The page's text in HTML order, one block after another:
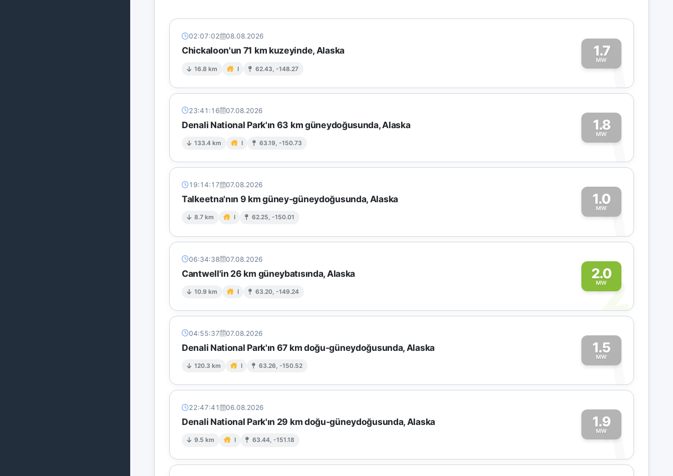
02:07:02 08.08.2026
Chickaloon'un 71 km kuzeyinde, Alaska
16.8 km I 62.43, -148.27
1.7
MW
1
23:41:16 07.08.2026
Denali National Park'ın 63 km güneydoğusunda, Alaska
133.4 km I 63.19, -150.73
1.8
MW
1
19:14:17 07.08.2026
Talkeetna'nın 9 km güney-güneydoğusunda, Alaska
8.7 km I 62.25, -150.01
1.0
MW
1
06:34:38 07.08.2026
Cantwell'in 26 km güneybatısında, Alaska
10.9 km I 63.20, -149.24
2.0
MW
2
04:55:37 07.08.2026
Denali National Park'ın 67 km doğu-güneydoğusunda, Alaska
120.3 km I 63.26, -150.52
1.5
MW
1
22:47:41 06.08.2026
Denali National Park'ın 29 km doğu-güneydoğusunda, Alaska
9.5 km I 63.44, -151.18
1.9
MW
1